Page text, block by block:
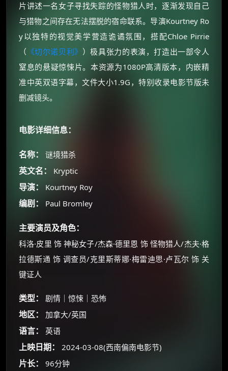
片讲述一名女子寻找失踪的怪物猎人时，逐渐发现自己
与猎物之间存在无法摆脱的宿命联系。导演Kourtney Ro
y以独特的视觉美学营造诡谲氛围，搭配Chloe Pirrie
（ 《切尔诺贝利》 ）极具张力的表演，打造出一部令人
窒息的悬疑惊悚片。本资源为1080P高清版本，内嵌精
准中英双语字幕，文件大小1.9G，特别收录电影节版未
删减镜头。
电影详细信息：
名称： 谜境猎杀
英文名： Kryptic
导演： Kourtney Roy
编剧： Paul Bromley
主要演员及角色：
科洛·皮里 饰 神秘女子/杰森·德里恩 饰 怪物猎人/杰夫·格
拉德斯通 饰 调查员/克里斯蒂娜·梅雷迪思·卢瓦尔 饰 关
键证人
类型： 剧情｜惊悚｜恐怖
地区： 加拿大/英国
语言： 英语
上映日期： 2024-03-08(西南偏南电影节)
片长： 96分钟 ☕